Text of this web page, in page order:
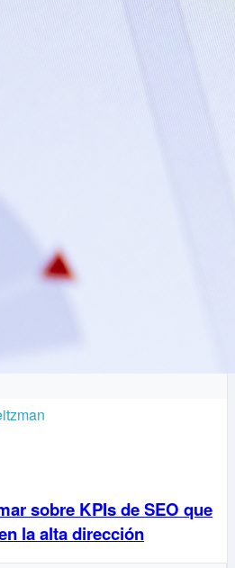
sobre KPIs de SEO que
la alta dirección